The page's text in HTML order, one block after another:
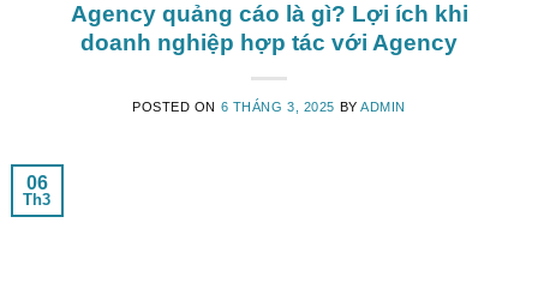
Agency quảng cáo là gì? Lợi ích khi
doanh nghiệp hợp tác với Agency
POSTED ON 6 THÁNG 3, 2025 BYADMIN
06
Th3